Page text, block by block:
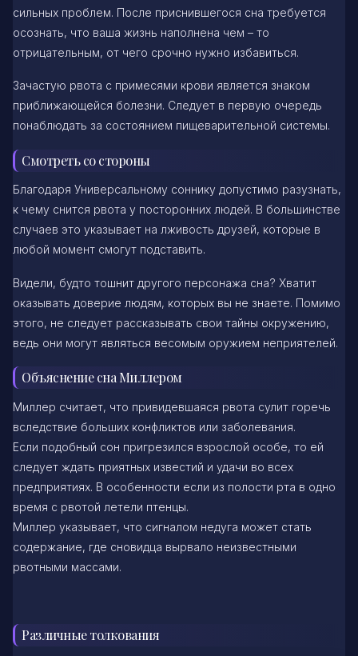
сильных проблем. После приснившегося сна требуется
осознать, что ваша жизнь наполнена чем – то
отрицательным, от чего срочно нужно избавиться.
Зачастую рвота с примесями крови является знаком
приближающейся болезни. Следует в первую очередь
понаблюдать за состоянием пищеварительной системы.
Смотреть со стороны
Благодаря Универсальному соннику допустимо разузнать,
к чему снится рвота у посторонних людей. В большинстве
случаев это указывает на лживость друзей, которые в
любой момент смогут подставить.
Видели, будто тошнит другого персонажа сна? Хватит
оказывать доверие людям, которых вы не знаете. Помимо
этого, не следует рассказывать свои тайны окружению,
ведь они могут являться весомым оружием неприятелей.
Объяснение сна Миллером
Миллер считает, что привидевшаяся рвота сулит горечь
вследствие больших конфликтов или заболевания.
Если подобный сон пригрезился взрослой особе, то ей
следует ждать приятных известий и удачи во всех
предприятиях. В особенности если из полости рта в одно
время с рвотой летели птенцы.
Миллер указывает, что сигналом недуга может стать
содержание, где сновидца вырвало неизвестными
рвотными массами.
Различные толкования